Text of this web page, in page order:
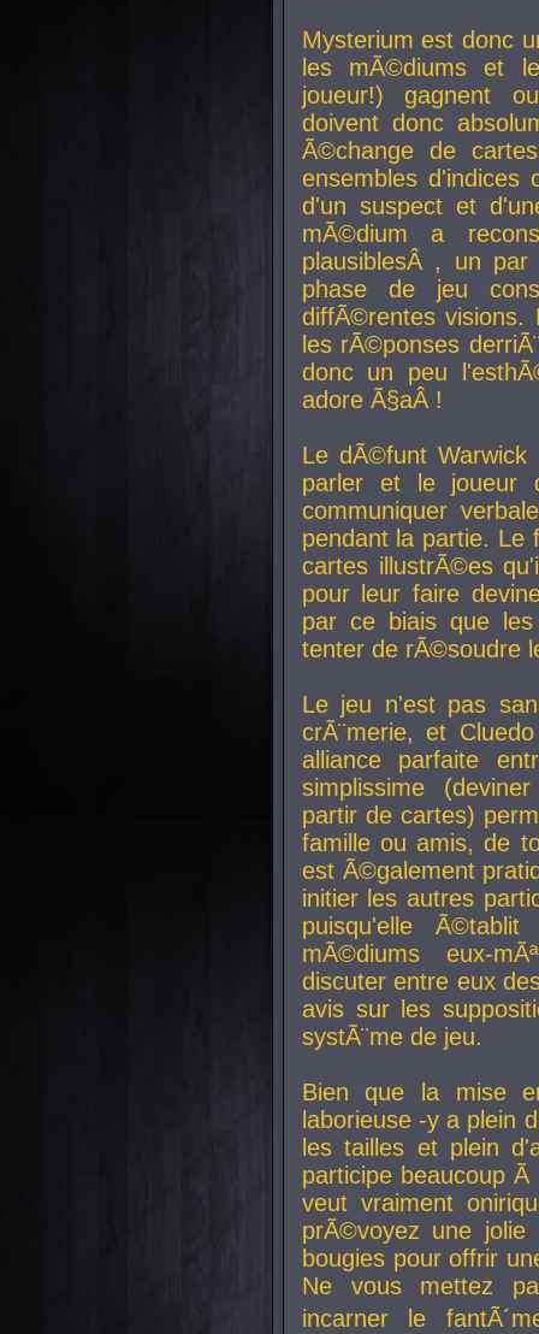
Mysterium est donc
les mÃ©diums et
joueur!) gagnent
doivent donc
Ã©change de
ensembles d'indices
d'un suspect et
mÃ©dium a
plausiblesÂ , un par
phase de jeu
diffÃ©rentes visions.
les rÃ©ponses
donc un peu
adore Ã§aÂ !
Le dÃ©funt Warwick
parler et le joueur
communiquer
pendant la partie. Le
cartes illustrÃ©es
pour leur faire
par ce biais que
tenter de rÃ©soudre
Le jeu n'est pas
crÃ¨merie, et
alliance parfaite
simplissime
partir de cartes)
famille ou amis, de
est Ã©galement
initier les autres
puisqu'elle
mÃ©diums eux-
discuter entre eux
avis sur les
systÃ¨me de jeu.
Bien que la mise
laborieuse -y a plein
les tailles et plein
participe beaucoup
veut vraiment
prÃ©voyez une
bougies pour offrir
Ne vous mettez
incarner le